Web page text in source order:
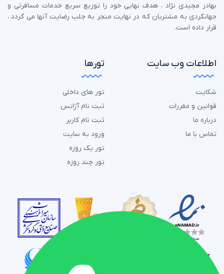
بهادر مجیدی نژاد ، هدف نهایی خود را توزیع سریع خدمات مسافرتی و
جهانگردی به مشتریان که در نهایت منجر به جلب رضایت آنها می گردد ،
قرار داده است.
اطلاعات وب سایت
شکایت
قوانین و مقررات
درباره ما
تماس با ما
تورها
تور های داخلی
ثبت نام آژانس
ثبت نام کاربر
ورود به سایت
تور یک روزه
تور چند روزه